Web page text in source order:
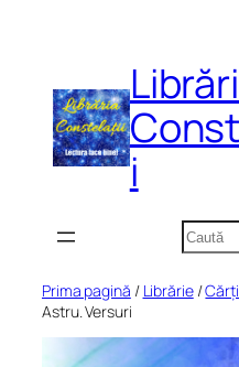
i
Caută
Prima pagină / Librărie/
Astru. Versuri